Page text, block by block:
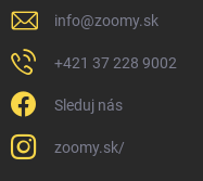
info@zoomy.sk
+421 37 228 9002
Sleduj nás
zoomy.sk/